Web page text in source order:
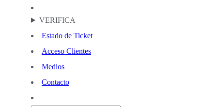
VERIFICA
Estado de Ticket
Acceso Clientes
Medios
Contacto